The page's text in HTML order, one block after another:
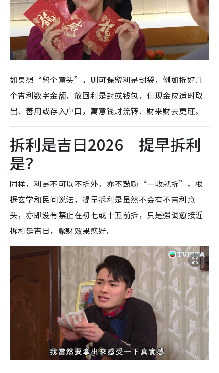
如果想“留个意头”，则可保留利是封袋，例如折好几
个吉利数字金额，放回利是封或钱包，但现金应适时取
出、善用或存入户口，寓意钱财流转、财来财去更旺。
拆利是吉日2026︱提早拆利
是？
同样，利是不可以不拆外，亦不鼓励“一收就拆”。根
据玄学和民间说法，提早拆利是虽然不会有不吉利意
头，亦即没有禁止在初七或十五前拆，只是强调愈接近
拆利是吉日，聚财效果愈好。